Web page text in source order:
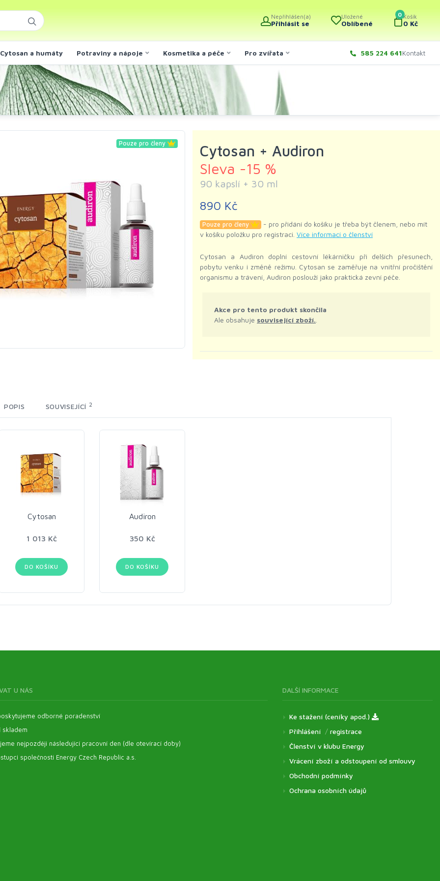
Nepřihlášen(a)
Přihlásit se
Uložené
Oblíbené
0 Košík
0 Kč
Cytosan a humáty Potraviny a nápoje Kosmetika a péče Pro zvířata 585 224 641Kontakt
Pouze pro členy
Cytosan + Audiron
Sleva -15 %
90 kapslí + 30 ml
890 Kč
Pouze pro členy
- pro přidání do košíku je třeba být členem, nebo mít
v košíku položku pro registraci. Více informací o členství
Cytosan a Audiron doplní cestovní lékárničku při delších přesunech,
pobytu venku i změně režimu. Cytosan se zaměřuje na vnitřní pročištění
organismu a trávení, Audiron poslouží jako praktická zevní péče.
Akce pro tento produkt skončila
Ale obsahuje související zboží.
POPIS SOUVISEJÍCÍ 2
Cytosan
1 013 Kč
DO KOŠÍKU
Audiron
350 Kč
DO KOŠÍKU
U NÁS
odborné poradenství
skladem
nejpozději následující pracovní den (dle otevírací doby)
společnosti Energy Czech Republic a.s.
DALŠÍ INFORMACE
Ke stažení (ceníky apod.)
Přihlášení / registrace
Členství v klubu Energy
Vrácení zboží a odstoupení od smlouvy
Obchodní podmínky
Ochrana osobních údajů